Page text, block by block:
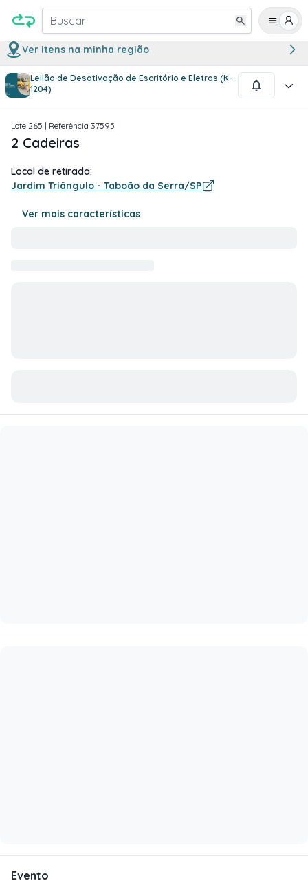
Buscar
Ver itens na minha região
Leilão de Desativação de Escritório e Eletros (K-
1204)
1/1
Lote 265 | Referência 37595
2 Cadeiras
Local de retirada:
Jardim Triângulo - Taboão da Serra/SP
Ver mais características
Evento